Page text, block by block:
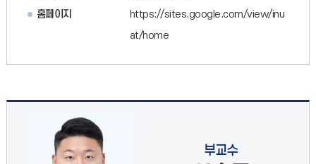
홈페이지
https://sites.google.com/view/inu
at/home
부교수